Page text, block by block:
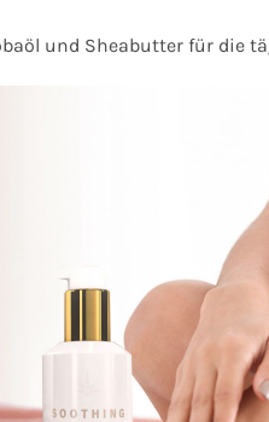
und Sheabutter für die